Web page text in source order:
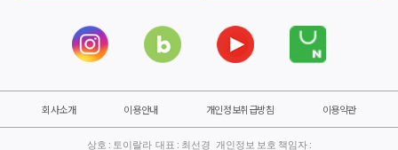
회사소개 이용안내 개인정보취급방침 이용약관
상호 : 토이랄라 대표 : 최선경 개인정보 보호 책임자 :